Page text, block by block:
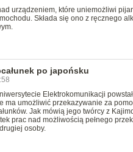
urządzeniem, które uniemożliwi
Składa się ono z ręcznego
po japońsku
Elektrokomunikacji
ma umożliwić przekazywanie za
Jak mówią jego twórcy z
prac nad możliwością pełnego
osoby.